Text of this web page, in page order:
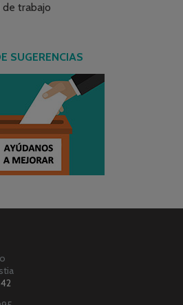
de trabajo
SUGERENCIAS